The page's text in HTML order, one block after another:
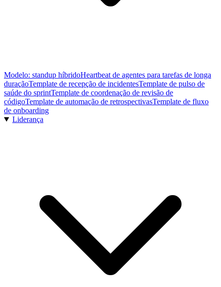
Modelo: standup híbridoHeartbeat de agentes para tarefas de longa
duraçãoTemplate de recepção de incidentesTemplate de pulso de
saúde do sprintTemplate de coordenação de revisão de
códigoTemplate de automação de retrospectivasTemplate de fluxo
de onboarding
Liderança